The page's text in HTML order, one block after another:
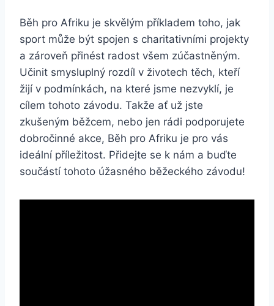
Běh pro Afriku je skvělým příkladem toho, jak
sport může být spojen s charitativními projekty
a zároveň přinést radost všem zúčastněným.
Učinit smysluplný rozdíl v životech těch, kteří
žijí v podmínkách, na které jsme nezvyklí, je
cílem tohoto závodu. Takže ať už jste
zkušeným běžcem, nebo jen rádi podporujete
dobročinné akce, Běh pro Afriku je pro vás
ideální příležitost. Přidejte se k nám a buďte
součástí tohoto úžasného běžeckého závodu!